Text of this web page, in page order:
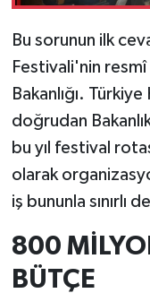
Bu sorunun ilk
Festivali'nin
Bakanlığı.
doğrudan
bu yıl festival
olarak
iş bununla sınırlı
800
BÜTÇE